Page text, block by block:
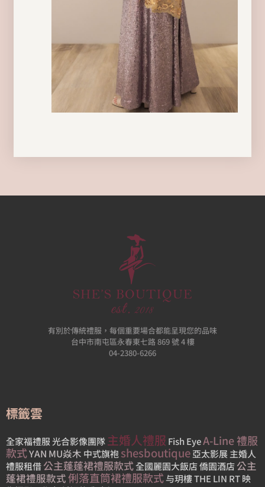
有別於傳統禮服，每個重要場合都能呈現您的品味
台中市南屯區永春東七路 869 號 4 樓
04-2380-6266
標籤雲
全家福禮服光合影像團隊主婚人禮服 Fish EyeA-Line 禮服
款式YAN MU焱木 中式旗袍shesboutique亞太影展主婚人
禮服租借公主蓬蓬裙禮服款式全國麗園大飯店僑園酒店公主
蓬裙禮服款式俐落直筒裙禮服款式与玥樓THE LIN RT 映